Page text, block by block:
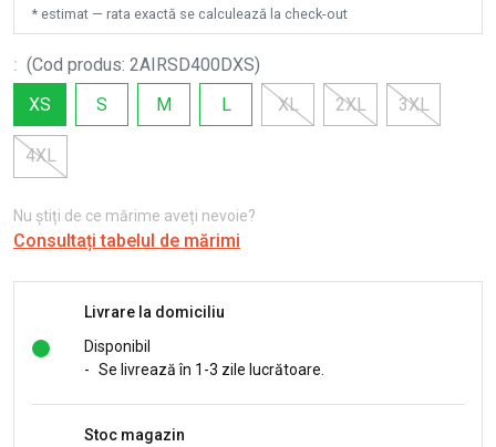
* estimat — rata exactă se calculează la check-out
: (Cod produs: 2AIRSD400DXS)
XS
S M L XL 2XL 3XL
4XL
Nu știți de ce mărime aveți nevoie?
Consultați tabelul de mărimi
Livrare la domiciliu
Disponibil
- Se livrează în 1-3 zile lucrătoare.
Stoc magazin